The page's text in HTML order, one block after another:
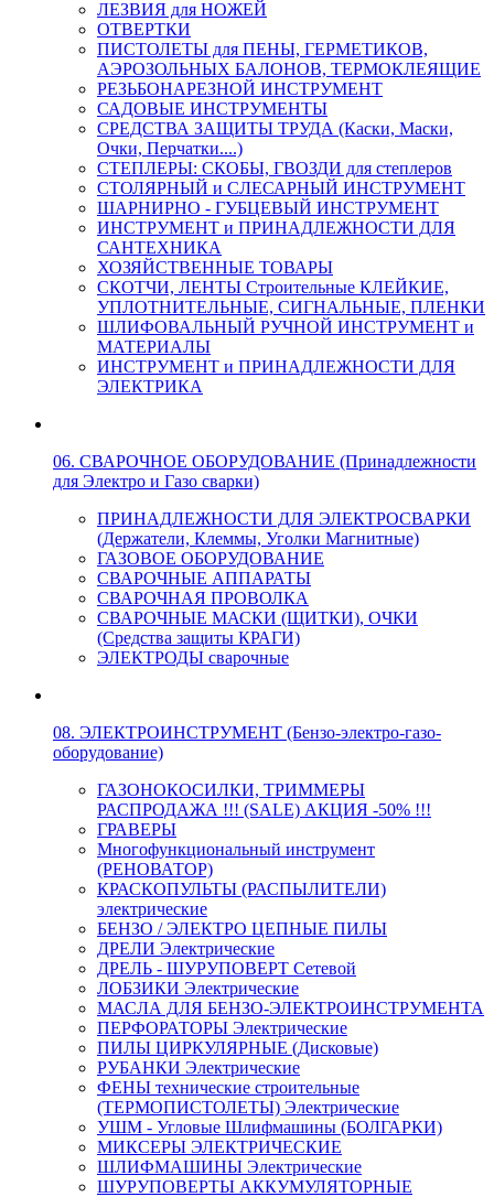
ЛЕЗВИЯ для НОЖЕЙ
ОТВЕРТКИ
ПИСТОЛЕТЫ для ПЕНЫ, ГЕРМЕТИКОВ,
АЭРОЗОЛЬНЫХ БАЛОНОВ, ТЕРМОКЛЕЯЩИЕ
РЕЗЬБОНАРЕЗНОЙ ИНСТРУМЕНТ
САДОВЫЕ ИНСТРУМЕНТЫ
СРЕДСТВА ЗАЩИТЫ ТРУДА (Каски, Маски,
Очки, Перчатки....)
СТЕПЛЕРЫ: СКОБЫ, ГВОЗДИ для степлеров
СТОЛЯРНЫЙ и СЛЕСАРНЫЙ ИНСТРУМЕНТ
ШАРНИРНО - ГУБЦЕВЫЙ ИНСТРУМЕНТ
ИНСТРУМЕНТ и ПРИНАДЛЕЖНОСТИ ДЛЯ
САНТЕХНИКА
ХОЗЯЙСТВЕННЫЕ ТОВАРЫ
СКОТЧИ, ЛЕНТЫ Строительные КЛЕЙКИЕ,
УПЛОТНИТЕЛЬНЫЕ, СИГНАЛЬНЫЕ, ПЛЕНКИ
ШЛИФОВАЛЬНЫЙ РУЧНОЙ ИНСТРУМЕНТ и
МАТЕРИАЛЫ
ИНСТРУМЕНТ и ПРИНАДЛЕЖНОСТИ ДЛЯ
ЭЛЕКТРИКА
06. СВАРОЧНОЕ ОБОРУДОВАНИЕ (Принадлежности
для Электро и Газо сварки)
ПРИНАДЛЕЖНОСТИ ДЛЯ ЭЛЕКТРОСВАРКИ
(Держатели, Клеммы, Уголки Магнитные)
ГАЗОВОЕ ОБОРУДОВАНИЕ
СВАРОЧНЫЕ АППАРАТЫ
СВАРОЧНАЯ ПРОВОЛКА
СВАРОЧНЫЕ МАСКИ (ЩИТКИ), ОЧКИ
(Средства защиты КРАГИ)
ЭЛЕКТРОДЫ сварочные
08. ЭЛЕКТРОИНСТРУМЕНТ (Бензо-электро-газо-
оборудование)
ГАЗОНОКОСИЛКИ, ТРИММЕРЫ
РАСПРОДАЖА !!! (SALE) АКЦИЯ -50% !!!
ГРАВЕРЫ
Многофункциональный инструмент
(РЕНОВАТОР)
КРАСКОПУЛЬТЫ (РАСПЫЛИТЕЛИ)
электрические
БЕНЗО / ЭЛЕКТРО ЦЕПНЫЕ ПИЛЫ
ДРЕЛИ Электрические
ДРЕЛЬ - ШУРУПОВЕРТ Сетевой
ЛОБЗИКИ Электрические
МАСЛА ДЛЯ БЕНЗО-ЭЛЕКТРОИНСТРУМЕНТА
ПЕРФОРАТОРЫ Электрические
ПИЛЫ ЦИРКУЛЯРНЫЕ (Дисковые)
РУБАНКИ Электрические
ФЕНЫ технические строительные
(ТЕРМОПИСТОЛЕТЫ) Электрические
УШМ - Угловые Шлифмашины (БОЛГАРКИ)
МИКСЕРЫ ЭЛЕКТРИЧЕСКИЕ
ШЛИФМАШИНЫ Электрические
ШУРУПОВЕРТЫ АККУМУЛЯТОРНЫЕ